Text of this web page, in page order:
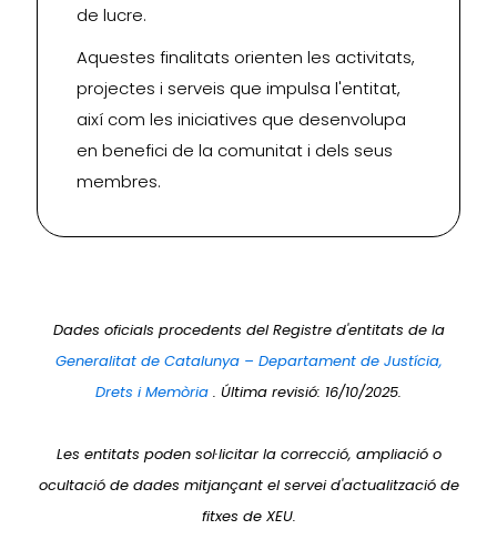
de lucre.
Aquestes finalitats orienten les activitats,
projectes i serveis que impulsa l'entitat,
així com les iniciatives que desenvolupa
en benefici de la comunitat i dels seus
membres.
Dades oficials procedents del Registre d'entitats de la
Generalitat de Catalunya – Departament de Justícia,
Drets i Memòria . Última revisió: 16/10/2025.
Les entitats poden sol·licitar la correcció, ampliació o
ocultació de dades mitjançant el servei d'actualització de
fitxes de XEU.